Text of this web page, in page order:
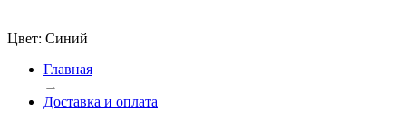
Цвет: Синий
Главная
→
Доставка и оплата